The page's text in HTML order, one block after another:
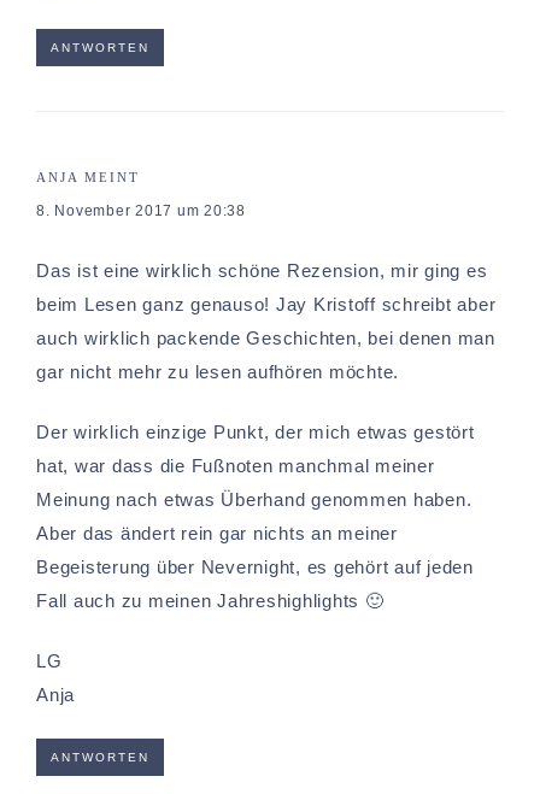
ANTWORTEN
ANJA MEINT
8. November 2017 um 20:38
Das ist eine wirklich schöne Rezension, mir ging es
beim Lesen ganz genauso! Jay Kristoff schreibt aber
auch wirklich packende Geschichten, bei denen man
gar nicht mehr zu lesen aufhören möchte.
Der wirklich einzige Punkt, der mich etwas gestört
hat, war dass die Fußnoten manchmal meiner
Meinung nach etwas Überhand genommen haben.
Aber das ändert rein gar nichts an meiner
Begeisterung über Nevernight, es gehört auf jeden
Fall auch zu meinen Jahreshighlights 🙂
LG
Anja
ANTWORTEN